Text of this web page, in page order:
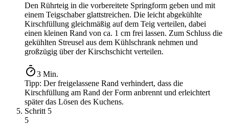
Den Rührteig in die vorbereitete Springform geben und mit
einem Teigschaber glattstreichen. Die leicht abgekühlte
Kirschfüllung gleichmäßig auf dem Teig verteilen, dabei
einen kleinen Rand von ca. 1 cm frei lassen. Zum Schluss die
gekühlten Streusel aus dem Kühlschrank nehmen und
großzügig über der Kirschschicht verteilen.
3 Min.
Tipp: Der freigelassene Rand verhindert, dass die
Kirschfüllung am Rand der Form anbrennt und erleichtert
später das Lösen des Kuchens.
Schritt 5
5